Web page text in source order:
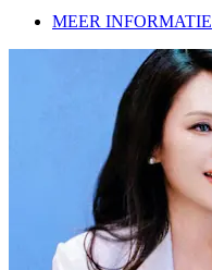
MEER INFORMATIE